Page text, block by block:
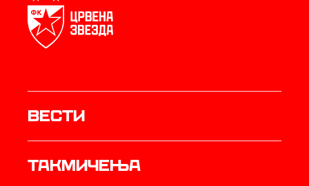
Вести
Такмичења